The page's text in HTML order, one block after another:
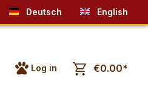
Deutsch English
Log in €0.00*